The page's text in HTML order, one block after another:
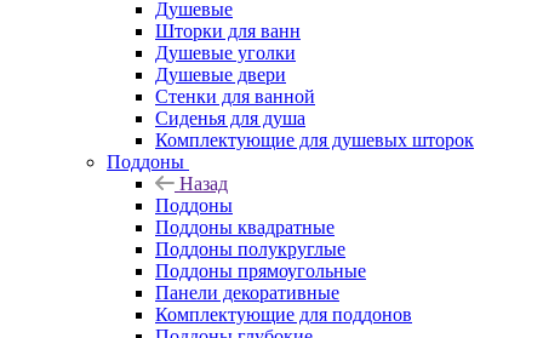
Душевые
Шторки для ванн
Душевые уголки
Душевые двери
Стенки для ванной
Сиденья для душа
Комплектующие для душевых шторок
Поддоны
Назад
Поддоны
Поддоны квадратные
Поддоны полукруглые
Поддоны прямоугольные
Панели декоративные
Комплектующие для поддонов